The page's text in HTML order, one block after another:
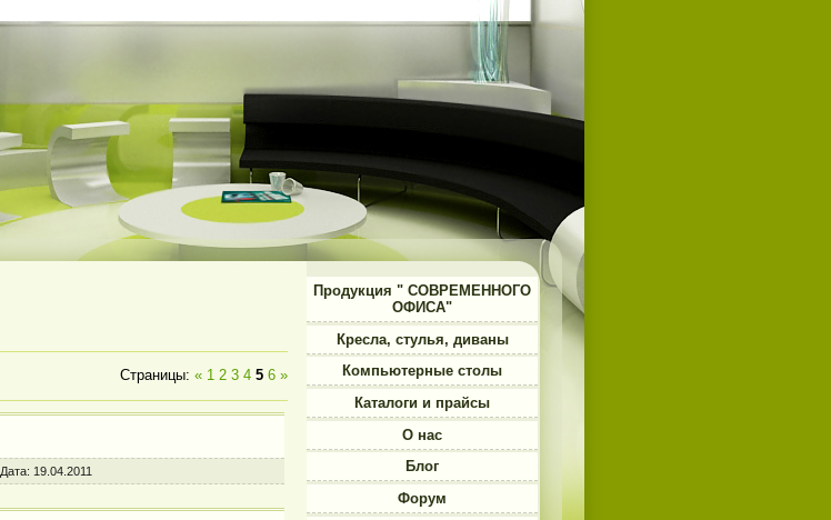
Страницы: « 1 2 3 4 5 6 »
Дата: 19.04.2011
Продукция " СОВРЕМЕННОГО
ОФИСА"
Кресла, стулья, диваны
Компьютерные столы
Каталоги и прайсы
О нас
Блог
Форум